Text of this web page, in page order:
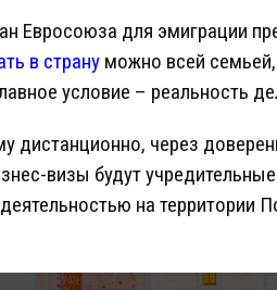
Евросоюза для эмиграции
в страну можно всей
условие – реальность
через
визы будут
на территории